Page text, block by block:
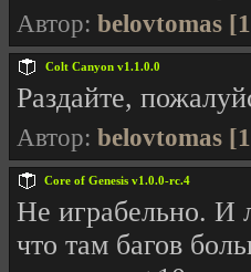
Автор: belovtomas
Colt Canyon v1.1.0.0
Раздайте,
Автор: belovtomas
Core of Genesis v1.0.0-rc.4
Не играбельно. И
что там багов